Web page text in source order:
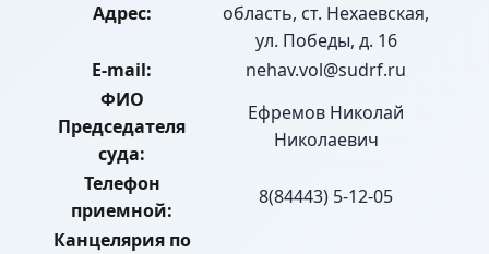
Адрес:
область, ст. Нехаевская,
ул. Победы, д. 16
E-mail:
nehav.vol@sudrf.ru
ФИО
Председателя
суда:
Ефремов Николай
Николаевич
Телефон
приемной:
8(84443) 5-12-05
Канцелярия по